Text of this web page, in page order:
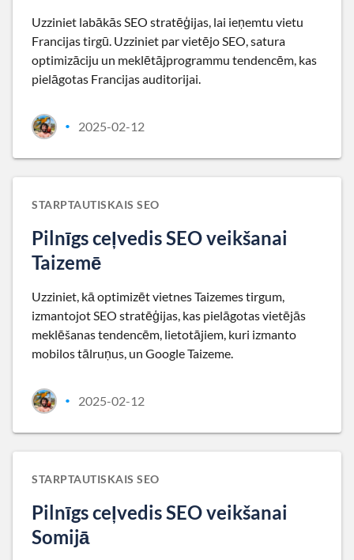
Uzziniet labākās SEO stratēģijas, lai ieņemtu vietu
Francijas tirgū. Uzziniet par vietējo SEO, satura
optimizāciju un meklētājprogrammu tendencēm, kas
pielāgotas Francijas auditorijai.
• 2025-02-12
STARPTAUTISKAIS SEO
Pilnīgs ceļvedis SEO veikšanai
Taizemē
Uzziniet, kā optimizēt vietnes Taizemes tirgum,
izmantojot SEO stratēģijas, kas pielāgotas vietējās
meklēšanas tendencēm, lietotājiem, kuri izmanto
mobilos tālruņus, un Google Taizeme.
• 2025-02-12
STARPTAUTISKAIS SEO
Pilnīgs ceļvedis SEO veikšanai
Somijā